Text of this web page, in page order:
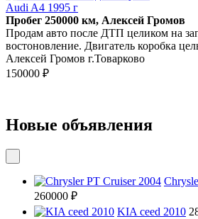
Audi A4 1995 г
Пробег 250000 км, Алексей Громов
Продам авто после ДТП целиком на
востоновление. Двигатель коробка
Алексей Громов г.Товарково
150000 ₽
Новые объявления
260000 ₽
KIA ceed 2010